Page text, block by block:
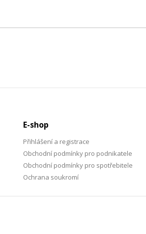
E-shop
Přihlášení a registrace
Obchodní podmínky pro podnikatele
Obchodní podmínky pro spotřebitele
Ochrana soukromí